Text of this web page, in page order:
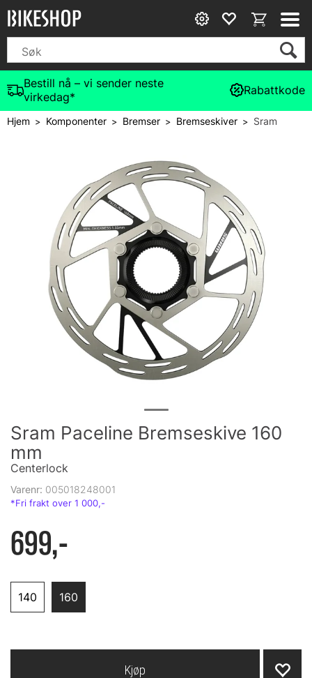
Bestill nå – vi sender neste
virkedag*
Rabattkode
Hjem> Komponenter> Bremser> Bremseskiver> Sram
Sram Paceline Bremseskive 160
mm
Centerlock
Varenr: 005018248001
699,-
140 160
Kjøp